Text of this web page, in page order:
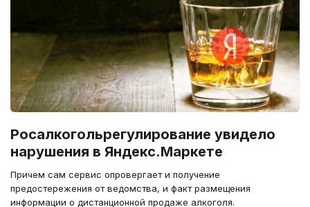
Росалкогольрегулирование увидело
нарушения в Яндекс.Маркете
Причем сам сервис опровергает и получение
предостережения от ведомства, и факт размещения
информации о дистанционной продаже алкоголя.